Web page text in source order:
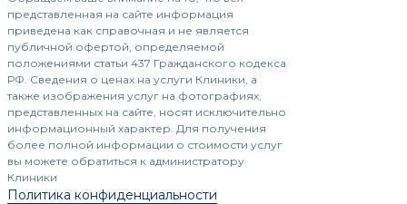
представленная на сайте информация
приведена как справочная и не является
публичной офертой, определяемой
положениями статьи 437 Гражданского кодекса
РФ. Сведения о ценах на услуги Клиники, а
также изображения услуг на фотографиях,
представленных на сайте, носят исключительно
информационный характер. Для получения
более полной информации о стоимости услуг
вы можете обратиться к администратору
Клиники
Политика конфиденциальности